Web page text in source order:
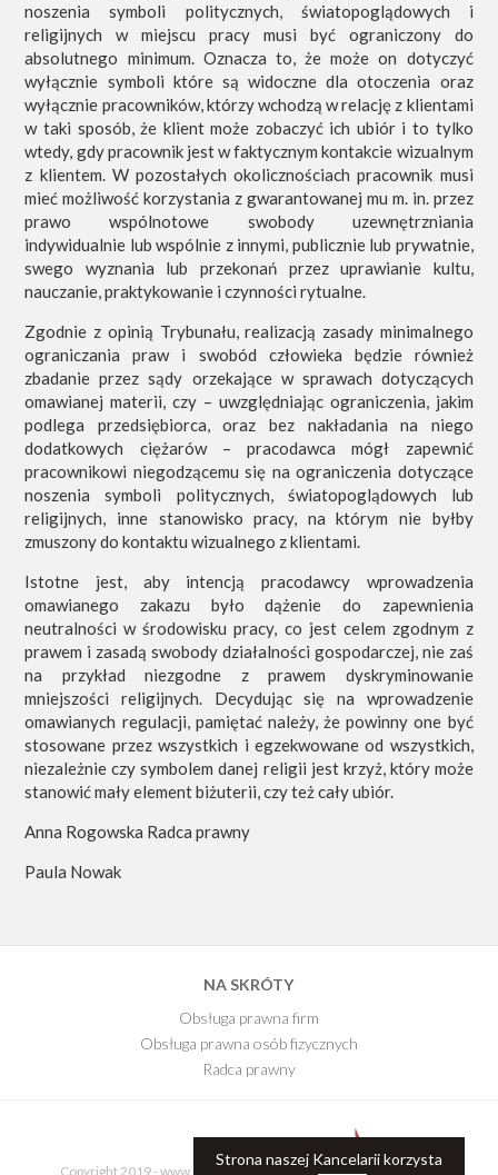
noszenia symboli politycznych, światopoglądowych i
religijnych w miejscu pracy musi być ograniczony do
absolutnego minimum. Oznacza to, że może on dotyczyć
wyłącznie symboli które są widoczne dla otoczenia oraz
wyłącznie pracowników, którzy wchodzą w relację z klientami
w taki sposób, że klient może zobaczyć ich ubiór i to tylko
wtedy, gdy pracownik jest w faktycznym kontakcie wizualnym
z klientem. W pozostałych okolicznościach pracownik musi
mieć możliwość korzystania z gwarantowanej mu m. in. przez
prawo wspólnotowe swobody uzewnętrzniania
indywidualnie lub wspólnie z innymi, publicznie lub prywatnie,
swego wyznania lub przekonań przez uprawianie kultu,
nauczanie, praktykowanie i czynności rytualne.
Zgodnie z opinią Trybunału, realizacją zasady minimalnego
ograniczania praw i swobód człowieka będzie również
zbadanie przez sądy orzekające w sprawach dotyczących
omawianej materii, czy – uwzględniając ograniczenia, jakim
podlega przedsiębiorca, oraz bez nakładania na niego
dodatkowych ciężarów – pracodawca mógł zapewnić
pracownikowi niegodzącemu się na ograniczenia dotyczące
noszenia symboli politycznych, światopoglądowych lub
religijnych, inne stanowisko pracy, na którym nie byłby
zmuszony do kontaktu wizualnego z klientami.
Istotne jest, aby intencją pracodawcy wprowadzenia
omawianego zakazu było dążenie do zapewnienia
neutralności w środowisku pracy, co jest celem zgodnym z
prawem i zasadą swobody działalności gospodarczej, nie zaś
na przykład niezgodne z prawem dyskryminowanie
mniejszości religijnych. Decydując się na wprowadzenie
omawianych regulacji, pamiętać należy, że powinny one być
stosowane przez wszystkich i egzekwowane od wszystkich,
niezależnie czy symbolem danej religii jest krzyż, który może
stanowić mały element biżuterii, czy też cały ubiór.
Anna Rogowska Radca prawny
Paula Nowak
NA SKRÓTY
Obsługa prawna firm
Obsługa prawna osób fizycznych
Radca prawny
Copyright 2019 - www.kancelariaprawnajr.pl.
Strona naszej Kancelarii korzysta